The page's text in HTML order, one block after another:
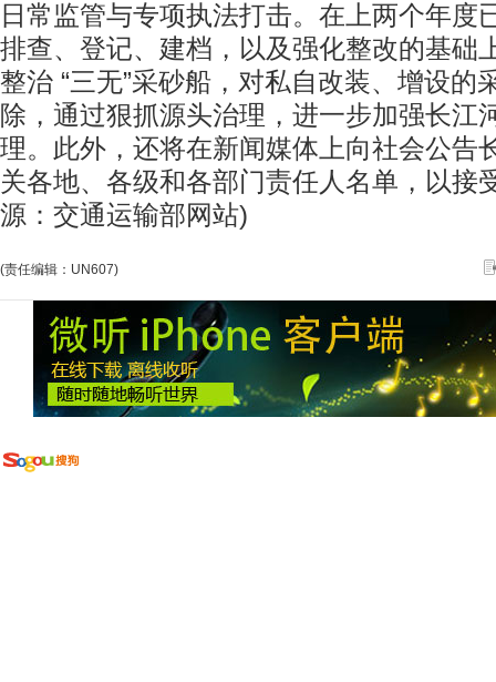
日常监管与专项执法打击。在上两个年度
排查、登记、建档，以及强化整改的基础
整治 “三无”采砂船，对私自改装、增设的
除，通过狠抓源头治理，进一步加强长江
理。此外，还将在新闻媒体上向社会公告
关各地、各级和各部门责任人名单，以接
源：交通运输部网站)
(责任编辑：UN607)